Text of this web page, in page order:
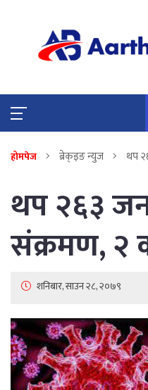
होमपेज ब्रेक्इङ न्युज थप
थप २६३
संक्रमण, २
शनिबार, साउन २८, २०७९